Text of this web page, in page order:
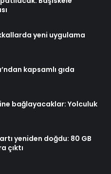
yeni uygulama
kapsamlı gıda
bağlayacaklar: Yolculuk
yeniden doğdu: 80 GB
çıktı